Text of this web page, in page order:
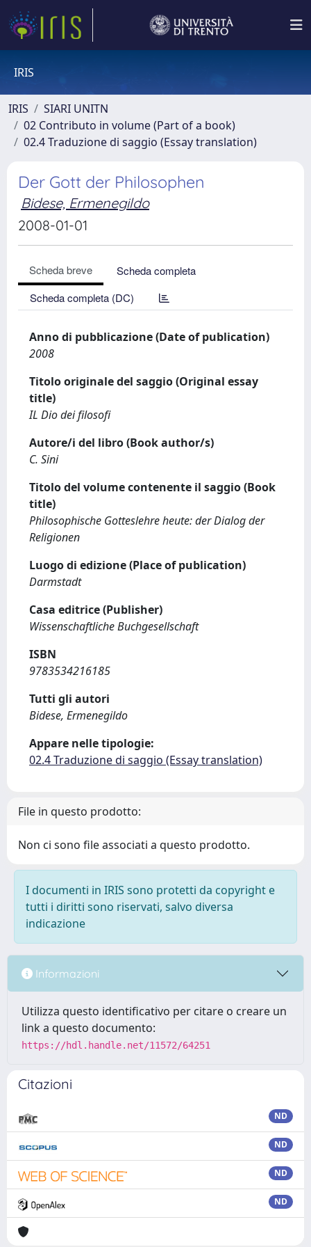
IRIS
IRIS
SIARI UNITN
02 Contributo in volume (Part of a book)
02.4 Traduzione di saggio (Essay translation)
Der Gott der Philosophen
Bidese, Ermenegildo
2008-01-01
Scheda breve
Scheda completa
Scheda completa (DC)
Anno di pubblicazione (Date of publication)
2008
Titolo originale del saggio (Original essay
title)
IL Dio dei filosofi
Autore/i del libro (Book author/s)
C. Sini
Titolo del volume contenente il saggio (Book
title)
Philosophische Gotteslehre heute: der Dialog der
Religionen
Luogo di edizione (Place of publication)
Darmstadt
Casa editrice (Publisher)
Wissenschaftliche Buchgesellschaft
ISBN
9783534216185
Tutti gli autori
Bidese, Ermenegildo
Appare nelle tipologie:
02.4 Traduzione di saggio (Essay translation)
File in questo prodotto:
Non ci sono file associati a questo prodotto.
I documenti in IRIS sono protetti da copyright e
tutti i diritti sono riservati, salvo diversa
indicazione
Informazioni
Utilizza questo identificativo per citare o creare un
link a questo documento:
https://hdl.handle.net/11572/64251
Citazioni
ND
ND
ND
ND